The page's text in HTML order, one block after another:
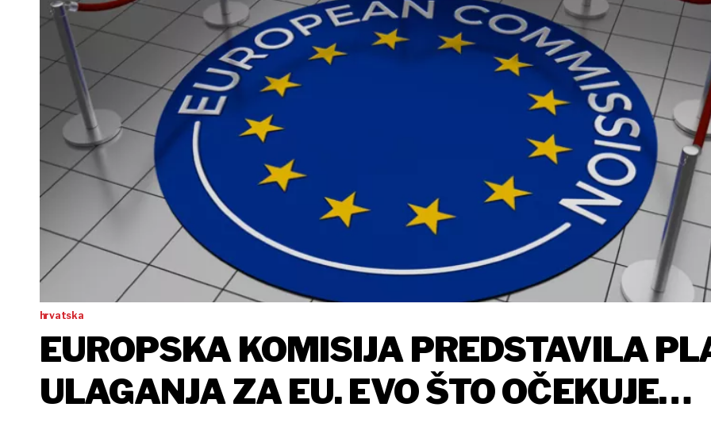
hrvatska
EUROPSKA KOMISIJA PREDSTAVILA
ULAGANJA ZA EU. EVO ŠTO OČEKUJE